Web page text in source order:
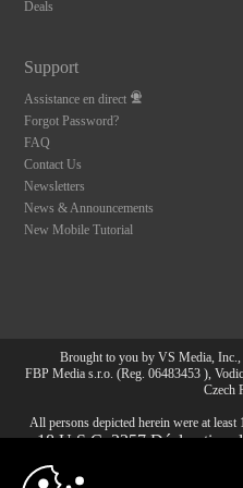
Deals
Support
Assistance en direct
Forgot Password?
FAQ
Contact Us
Newsletters
News & Announcements
New Mobile Tutorial
Brought to you by VS Media,
FBP Media s.r.o. (Reg. 06483453 ),
Czech
All persons depicted herein were at
18 U.S.C. 2257 Déclaration